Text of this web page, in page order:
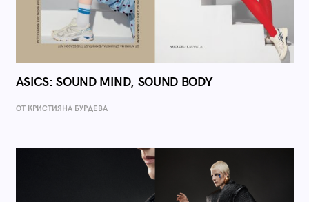
ASICS: SOUND MIND, SOUND BODY
ОТ КРИСТИЯНА БУРДЕВА